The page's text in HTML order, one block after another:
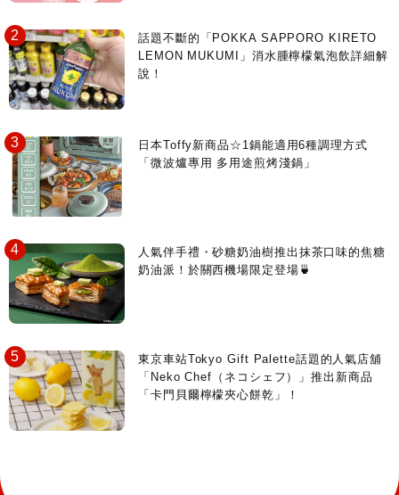
話題不斷的「POKKA SAPPORO KIRETO
LEMON MUKUMI」消水腫檸檬氣泡飲詳細解
說！
日本Toffy新商品☆1鍋能適用6種調理方式
「微波爐專用 多用途煎烤淺鍋」
人氣伴手禮・砂糖奶油樹推出抹茶口味的焦糖
奶油派！於關西機場限定登場🍵
東京車站Tokyo Gift Palette話題的人氣店舖
「Neko Chef（ネコシェフ）」推出新商品
「卡門貝爾檸檬夾心餅乾」！